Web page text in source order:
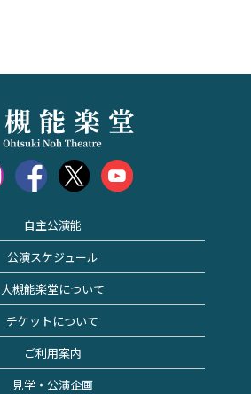
自主公演能
公演スケジュール
大槻能楽堂について
チケットについて
ご利用案内
見学・公演企画